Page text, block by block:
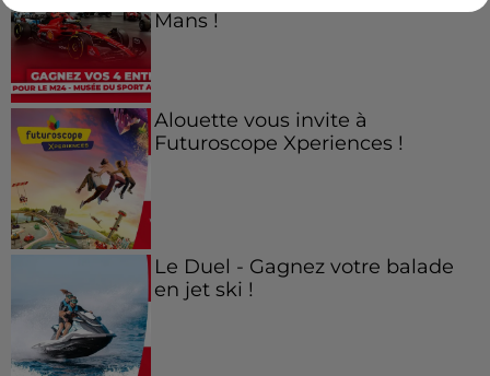
Mans !
Alouette vous invite à
Futuroscope Xperiences !
Le Duel - Gagnez votre balade
en jet ski !